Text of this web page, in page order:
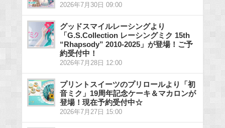
2026年7月30日 09:00
グッドスマイルレーシングより
「G.S.Collection レーシングミク 15th
“Rhapsody” 2010-2025」が登場！ご予
約受付中！
2026年7月28日 12:00
プリントスイーツのプリロールより「初
音ミク」19周年記念ケーキ＆マカロンが
登場！現在予約受付中☆
2026年7月27日 15:00